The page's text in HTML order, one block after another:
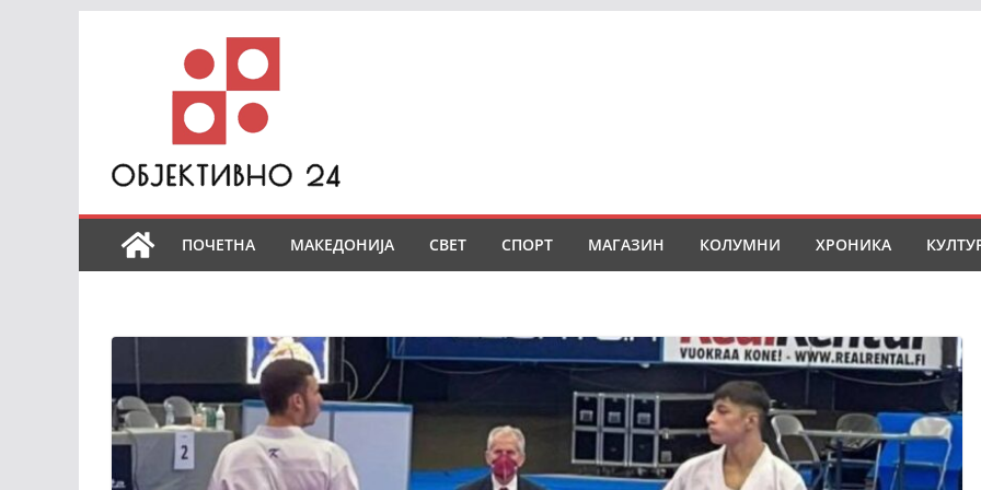
ПОЧЕТНА МАКЕДОНИЈА СВЕТ СПОРТ МАГАЗИН КОЛУМНИ ХРОНИКА